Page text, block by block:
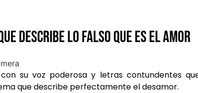
describe lo falso que es el amor
con su voz poderosa y letras contundentes
que describe perfectamente el desamor.